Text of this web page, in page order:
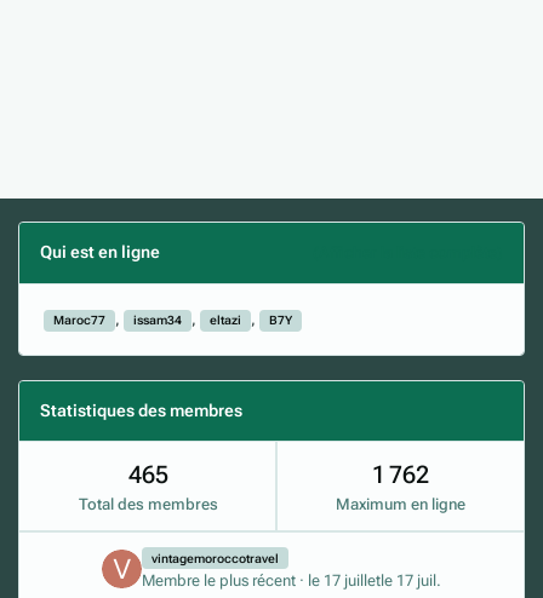
Qui est en ligne
Maroc77 issam34 eltazi B7Y
Statistiques des membres
465
Total des membres
1 762
Maximum en ligne
vintagemoroccotravel
Membre le plus récent · le 17 juilletle 17 juil.